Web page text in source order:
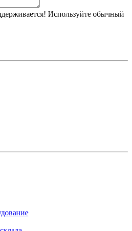
Используйте обычный